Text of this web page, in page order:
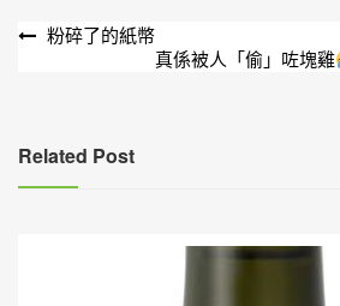
文
覽
粉碎了的紙幣
真係被人「偷」咗塊雞
Related Post